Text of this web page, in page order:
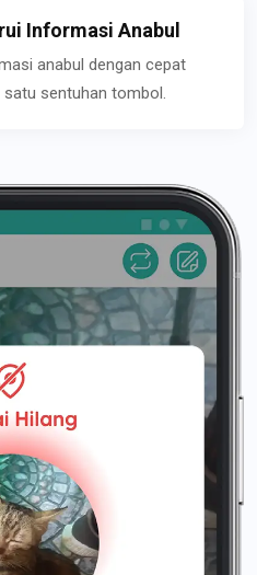
Informasi Anabul
anabul dengan cepat
satu sentuhan tombol.